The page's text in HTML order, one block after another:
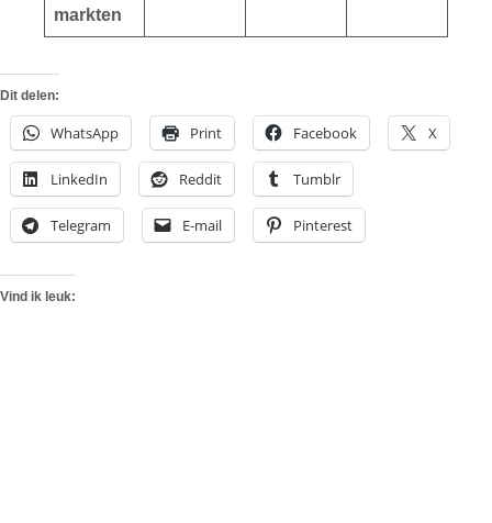
markten
Dit delen:
WhatsApp Print Facebook X
LinkedIn Reddit Tumblr
Telegram E-mail Pinterest
Vind ik leuk: